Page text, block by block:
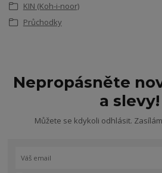
KIN (Koh-i-noor)
Průchodky
Nepropásněte
a slevy!
Můžete se kdykoli odhlásit.